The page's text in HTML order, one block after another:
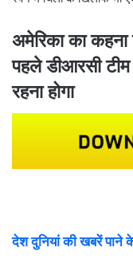
अमेरिका का
पहले डीआरसी
रहना होगा
देश दुनियां की खबरें